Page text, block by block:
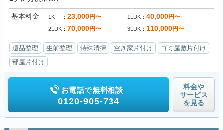
基本料金 1K 23,000円〜 1LDK 40,000円〜
2LDK 70,000円〜 3LDK 110,000円〜
遺品整理 生前整理 特殊清掃 空き家片付け
ゴミ屋敷片付け
部屋片付け
お電話で無料相談
0120-905-734
料金や
サービス
を見る